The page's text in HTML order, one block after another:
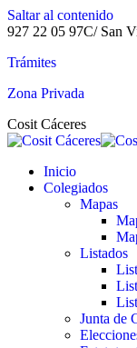
Saltar al contenido
927 22 05 97C/ San
Trámites
Zona Privada
Cosit Cáceres
Inicio
Colegiados
Mapas
Listados
Junta de